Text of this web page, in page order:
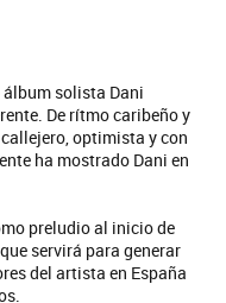
solista Dani
De rítmo caribeño y
optimista y con
ha mostrado Dani en
preludio al inicio de
servirá para generar
del artista en España